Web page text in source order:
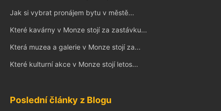
Jak si vybrat pronájem bytu v městě...
Které kavárny v Monze stojí za zastávku...
Která muzea a galerie v Monze stojí za...
Které kulturní akce v Monze stojí letos...
Poslední články z Blogu